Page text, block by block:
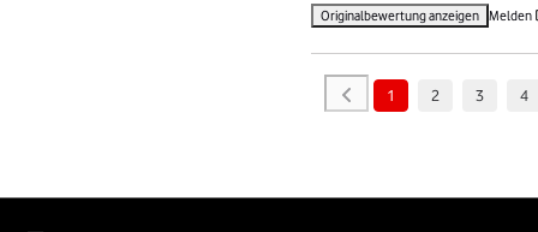
Originalbewertung anzeigen Melden
1 2 3 4